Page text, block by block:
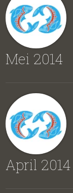
Mei 2014
April 2014